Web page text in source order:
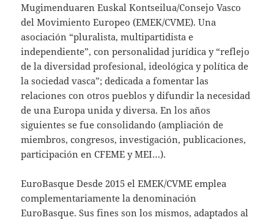
Mugimenduaren Euskal Kontseilua/Consejo Vasco
del Movimiento Europeo (EMEK/CVME). Una
asociación “pluralista, multipartidista e
independiente”, con personalidad jurídica y “reflejo
de la diversidad profesional, ideológica y política de
la sociedad vasca”; dedicada a fomentar las
relaciones con otros pueblos y difundir la necesidad
de una Europa unida y diversa. En los años
siguientes se fue consolidando (ampliación de
miembros, congresos, investigación, publicaciones,
participación en CFEME y MEI…).
EuroBasque Desde 2015 el EMEK/CVME emplea
complementariamente la denominación
EuroBasque. Sus fines son los mismos, adaptados al